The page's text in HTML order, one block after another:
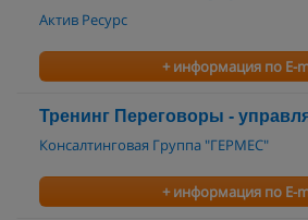
Актив Ресурс
+ информация по E-
Тренинг Переговоры -
Консалтинговая Группа "ГЕРМЕС"
+ информация по E-